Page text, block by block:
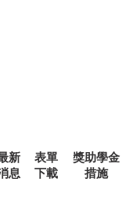
新
息
表單
下載
獎助學金
措施